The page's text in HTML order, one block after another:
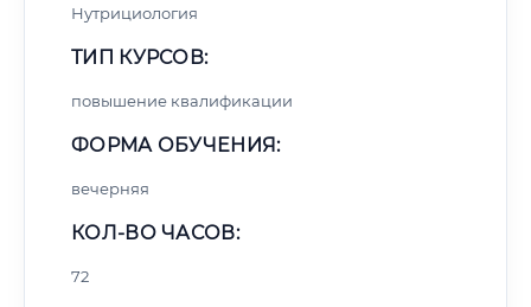
Нутрициология
ТИП КУРСОВ:
повышение квалификации
ФОРМА ОБУЧЕНИЯ:
вечерняя
КОЛ-ВО ЧАСОВ:
72